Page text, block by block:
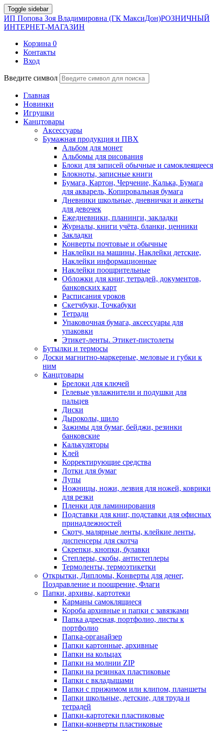
Toggle sidebar
ИП Попова Зоя Владимировна (ГК МаксиДон)РОЗНИЧНЫЙ
ИНТЕРНЕТ-МАГАЗИН
Корзина 0
Контакты
Вход
Введите символ
Главная
Новинки
Игрушки
Канцтовары
Аксессуары
Бумажная продукция и ПВХ
Альбом для монет
Альбомы для рисования
Блоки для записей обычные и самоклеящееся
Блокноты, записные книги
Бумага, Картон, Черчение, Калька, Бумага
для акварель, Копировальная бумага
Дневники школьные, дневнички и анкеты
для девочек
Ежедневники, планинги, закладки
Журналы, книги учёта, бланки, ценники
Закладки
Конверты почтовые и обычные
Наклейки на машины, Наклейки детские,
Наклейки информационные
Наклейки поощрительные
Обложки для книг, тетрадей, документов,
банковских карт
Расписания уроков
Скетчбуки, Точкабуки
Тетради
Упаковочная бумага, аксессуары для
упаковки
Этикет-ленты. Этикет-пистолеты
Бутылки и термосы
Доски магнитно-маркерные, меловые и губки к
ним
Канцтовары
Брелоки для ключей
Гелевые увлажнители и подушки для
пальцев
Диски
Дыроколы, шило
Зажимы для бумаг, бейджи, резинки
банковские
Калькуляторы
Клей
Корректирующие средства
Лотки для бумаг
Лупы
Ножницы, ножи, лезвия для ножей, коврики
для резки
Пленки для ламинирования
Подставки для книг, подставки для офисных
принадлежностей
Скотч, малярные ленты, клейкие ленты,
диспенсеры для скотча
Скрепки, кнопки, булавки
Степлеры, скобы, антистеплеры
Термоленты, термоэтикетки
Открытки, Дипломы, Конверты для денег,
Поздравление и поощрение, Флаги
Папки, архивы, картотеки
Карманы самоклящиеся
Короба архивные и папки с завязками
Папка адресная, портфолио, листы к
портфолио
Папка-органайзер
Папки картонные, архивные
Папки на кольцах
Папки на молнии ZIP
Папки на резинках пластиковые
Папки с вкладышами
Папки с прижимом или клипом, планшеты
Папки школьные, детские, для труда и
тетрадей
Папки-картотеки пластиковые
Папки-конверты пластиковые